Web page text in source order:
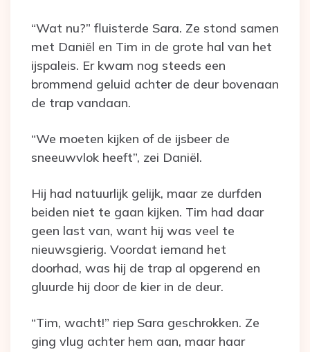
“Wat nu?” fluisterde Sara. Ze stond samen
met Daniël en Tim in de grote hal van het
ijspaleis. Er kwam nog steeds een
brommend geluid achter de deur bovenaan
de trap vandaan.
“We moeten kijken of de ijsbeer de
sneeuwvlok heeft”, zei Daniël.
Hij had natuurlijk gelijk, maar ze durfden
beiden niet te gaan kijken. Tim had daar
geen last van, want hij was veel te
nieuwsgierig. Voordat iemand het
doorhad, was hij de trap al opgerend en
gluurde hij door de kier in de deur.
“Tim, wacht!” riep Sara geschrokken. Ze
ging vlug achter hem aan, maar haar